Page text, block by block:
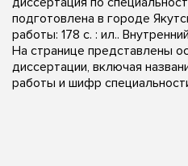
подготовлена в городе
работы: 178 с. : ил..
На странице представлены
диссертации, включая
работы и шифр